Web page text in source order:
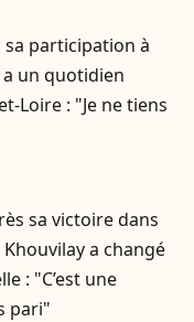
sa participation à
a un quotidien
Loire : "Je ne tiens
sa victoire dans
a changé
: "C’est une
pari"